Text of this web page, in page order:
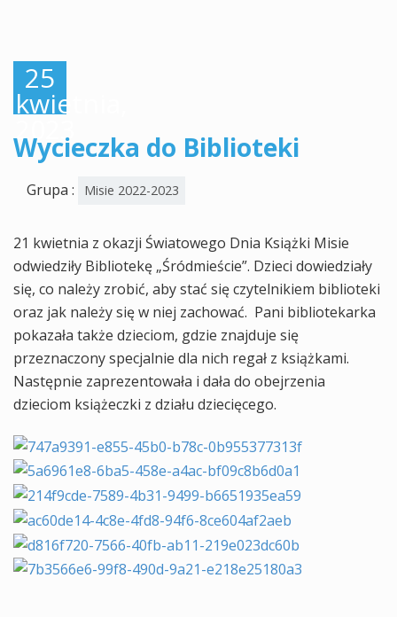
25
kwietnia,
2023
Wycieczka do Biblioteki
Grupa : Misie 2022-2023
21 kwietnia z okazji Światowego Dnia Książki Misie
odwiedziły Bibliotekę „Śródmieście”. Dzieci dowiedziały
się, co należy zrobić, aby stać się czytelnikiem biblioteki
oraz jak należy się w niej zachować. Pani bibliotekarka
pokazała także dzieciom, gdzie znajduje się
przeznaczony specjalnie dla nich regał z książkami.
Następnie zaprezentowała i dała do obejrzenia
dzieciom książeczki z działu dziecięcego.